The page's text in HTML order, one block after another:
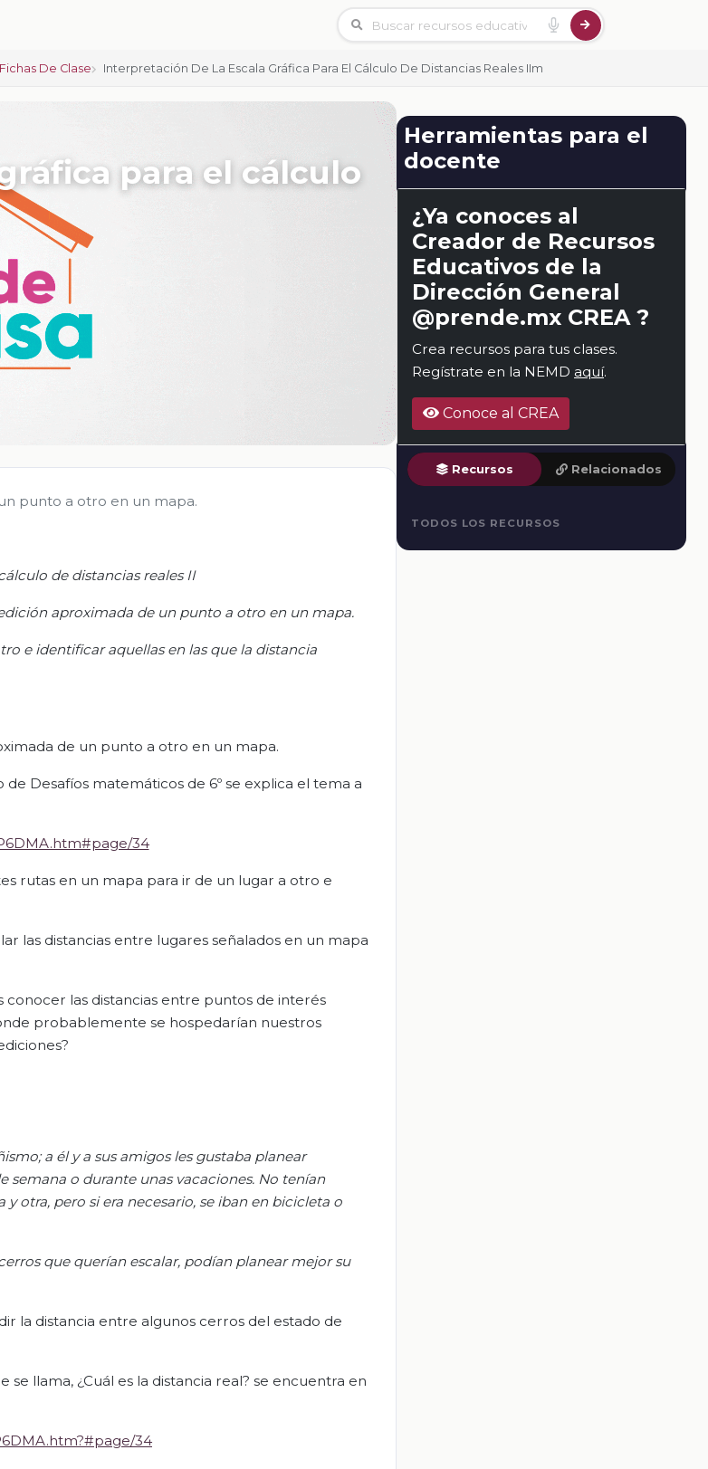
Fichas De Clase Interpretación De La Escala Gráfica Para El Cálculo De Distancias Reales IIm
para el cálculo
punto a otro en un mapa.
de distancias reales II
aproximada de un punto a otro en un mapa.
e identificar aquellas en las que la distancia
de un punto a otro en un mapa.
Desafíos matemáticos de 6º se explica el tema a
34
rutas en un mapa para ir de un lugar a otro e
las distancias entre lugares señalados en un mapa
conocer las distancias entre puntos de interés
probablemente se hospedarían nuestros
aél ya sus amigos les gustaba planear
o durante unas vacaciones. No tenían
otra, pero si era necesario, se iban en bicicleta o
que querían escalar, podían planear mejor su
la distancia entre algunos cerros del estado de
se llama, ¿Cuál es la distancia real? se encuentra en
34
Herramientas para el
docente
¿Ya conoces al
Creador de Recursos
Educativos de la
Dirección General
@prende.mx CREA ?
Crea recursos para tus clases.
Regístrate en la NEMD aquí.
Conoce al CREA
Recursos Relacionados
TODOS LOS RECURSOS